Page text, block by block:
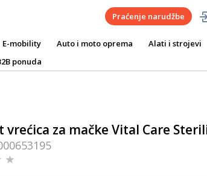
Praćenje narudžbe
E-mobility Auto i moto oprema Alati i strojevi
ponuda
vrećica za mačke Vital Care